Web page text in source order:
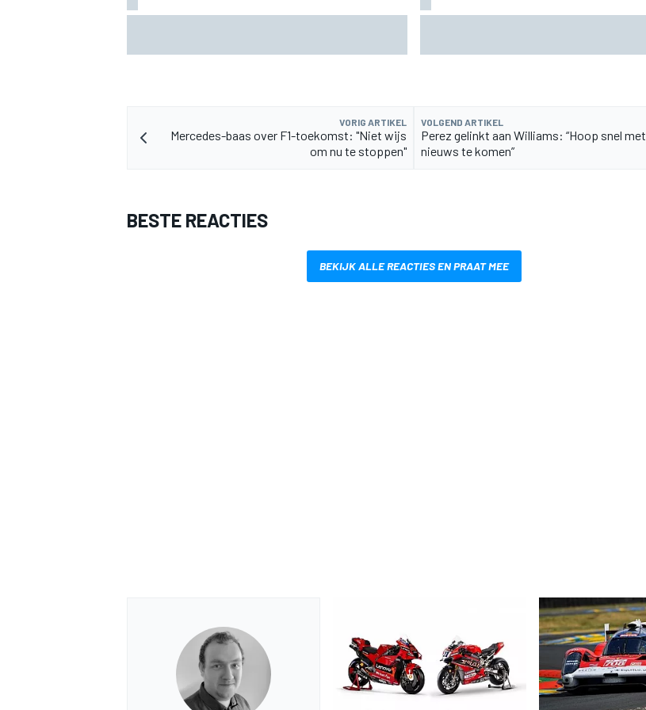
MEER RACEKLASSEN
VORIG ARTIKEL
Mercedes-baas over F1-toekomst: "Niet wijs
om nu te stoppen"
VOLGEND ARTIKEL
Perez gelinkt aan Williams: “Hoop snel met
nieuws te komen”
BESTE REACTIES
BEKIJK ALLE REACTIES EN PRAAT MEE